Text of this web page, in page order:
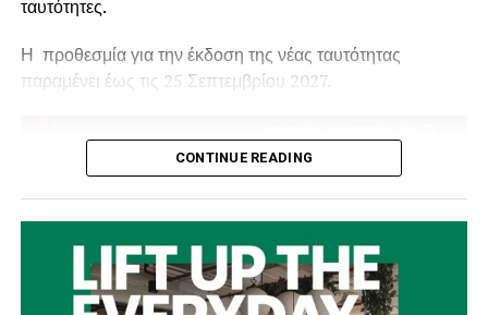
ταυτότητες.
Η προθεσμία για την έκδοση της νέας ταυτότητας
παραμένει έως τις 25 Σεπτεμβρίου 2027.
CONTINUE READING